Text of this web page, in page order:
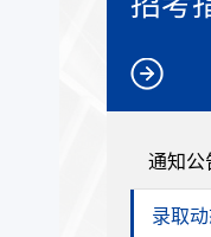
通知公
录取